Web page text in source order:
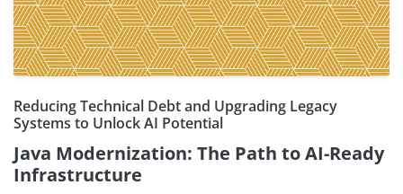
Reducing Technical Debt and Upgrading Legacy
Systems to Unlock AI Potential
Java Modernization: The Path to AI-Ready
Infrastructure